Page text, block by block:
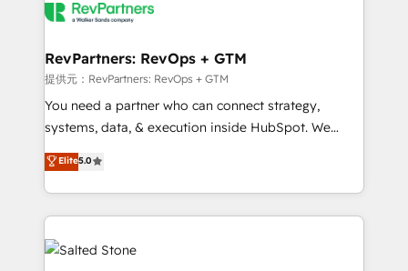
multi-region migrations to AI-powered automation,
scale. 🏆 HubSpot’s CEO called us “the partner of the
future.” Others agree it is proof of trust built through
measurable impact.
RevPartners: RevOps + GTM
提供元：RevPartners: RevOps + GTM
You need a partner who can connect strategy,
systems, data, & execution inside HubSpot. We
bridge the gap where most agencies fall short by
combining GTM strategy with technical execution to
solve the right problem with the right solution. As the
only firm in the world to hold Elite Partner
Accreditations with both HubSpot and Clay, our
clients gain a unique advantage in CRM architecture,
Elite5.0